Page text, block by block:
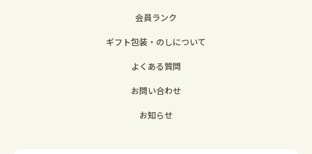
会員ランク
ギフト包装・のしについて
よくある質問
お問い合わせ
お知らせ